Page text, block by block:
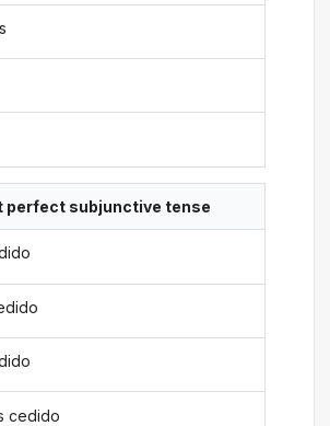
perfect subjunctive tense
cedido